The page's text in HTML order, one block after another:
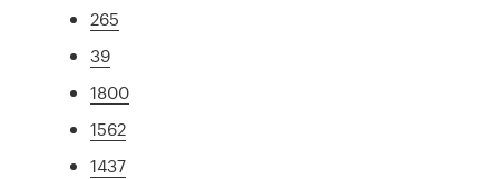
265
39
1800
1562
1437